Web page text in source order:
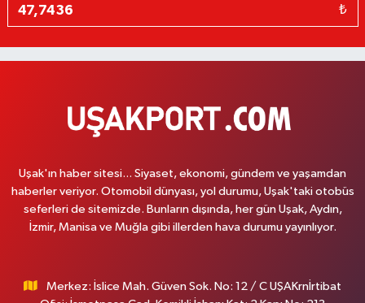
₺
Uşak'ın haber sitesi... Siyaset, ekonomi, gündem ve yaşamdan
haberler veriyor. Otomobil dünyası, yol durumu, Uşak'taki otobüs
seferleri de sitemizde. Bunların dışında, her gün Uşak, Aydın,
İzmir, Manisa ve Muğla gibi illerden hava durumu yayınlıyor.
Merkez: İslice Mah. Güven Sok. No: 12 / C UŞAKrnİrtibat